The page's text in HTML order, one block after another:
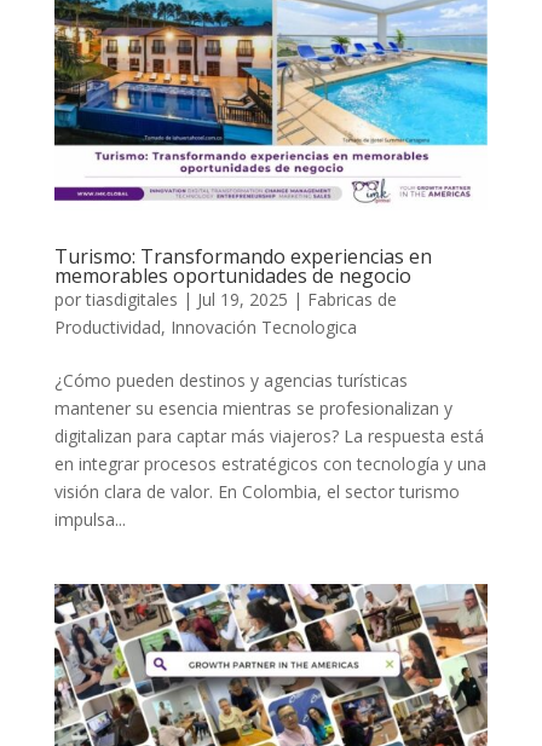
Turismo: Transformando experiencias en
memorables oportunidades de negocio
portiasdigitales | Jul 19, 2025 | Fabricas de
Productividad, Innovación Tecnologica
¿Cómo pueden destinos y agencias turísticas
mantener su esencia mientras se profesionalizan y
digitalizan para captar más viajeros? La respuesta está
en integrar procesos estratégicos con tecnología y una
visión clara de valor. En Colombia, el sector turismo
impulsa...